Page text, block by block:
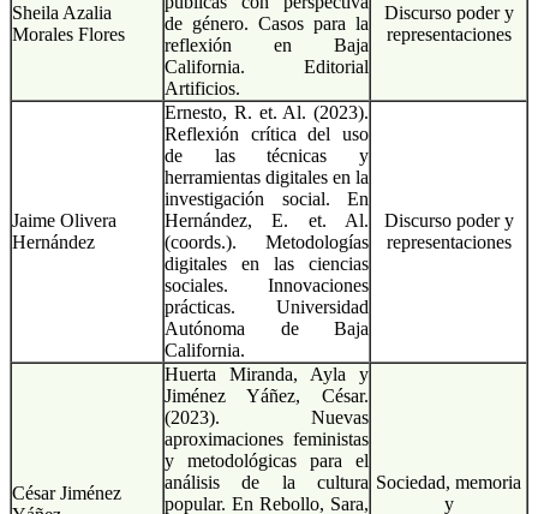
Sheila Azalia
Morales Flores
de género. Casos para la
reflexión en Baja
California. Editorial
Artificios.
Discurso poder y
representaciones
Jaime Olivera
Hernández
Ernesto, R. et. Al. (2023).
Reflexión crítica del uso
de las técnicas y
herramientas digitales en la
investigación social. En
Hernández, E. et. Al.
(coords.). Metodologías
digitales en las ciencias
sociales. Innovaciones
prácticas. Universidad
Autónoma de Baja
California.
Discurso poder y
representaciones
César Jiménez
Huerta Miranda, Ayla y
Jiménez Yáñez, César.
(2023). Nuevas
aproximaciones feministas
y metodológicas para el
análisis de la cultura
popular. En Rebollo, Sara,
Sociedad, memoria
y